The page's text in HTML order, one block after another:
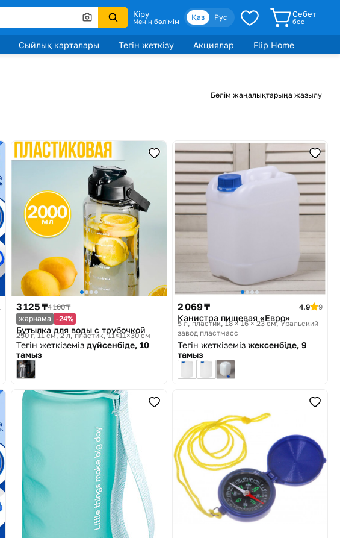
Кіру
Менің бөлімім Қаз Рус Себет
бос
Сыйлық карталары Тегін жеткізу Акциялар
Flip Home
Бөлім жаңалықтарыңа жазылу
3 125 ₸4 100 ₸
жарнама -24%
Бутылка для воды с трубочкой
250 г, 11 см, 2 л, пластик, 11×11×30 см
Тегін жеткіземіз дүйсенбіде, 10
тамыз
2 069 ₸ 4.9 9
Канистра пищевая «Евро»
5 л, пластик, 18 × 16 × 23 см Уральский
завод пластмасс
Тегін жеткіземіз жексенбіде, 9
тамыз